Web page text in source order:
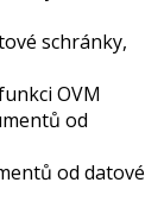
schránky,
OVM
od
od datové